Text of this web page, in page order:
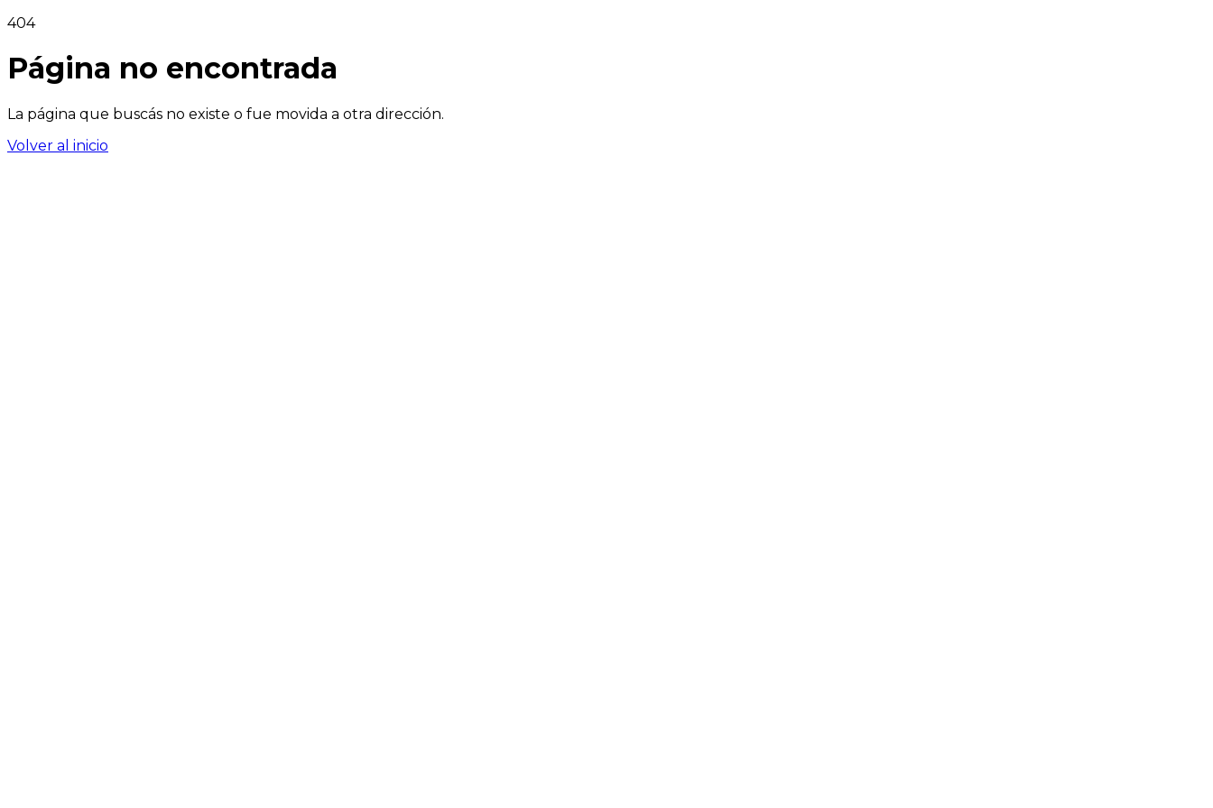
404
Página no encontrada
La página que buscás no existe o fue movida a otra dirección.
Volver al inicio